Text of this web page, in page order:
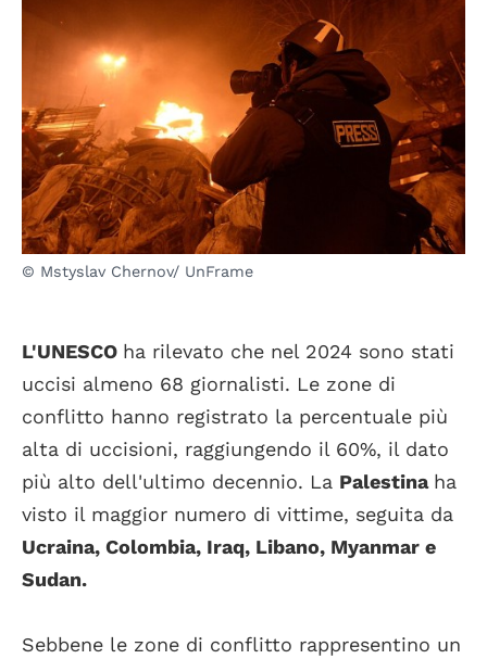
© Mstyslav Chernov/ UnFrame
L'UNESCO ha rilevato che nel 2024 sono stati
uccisi almeno 68 giornalisti. Le zone di
conflitto hanno registrato la percentuale più
alta di uccisioni, raggiungendo il 60%, il dato
più alto dell'ultimo decennio. La Palestina ha
visto il maggior numero di vittime, seguita da
Ucraina, Colombia, Iraq, Libano, Myanmar e
Sudan.
Sebbene le zone di conflitto rappresentino un